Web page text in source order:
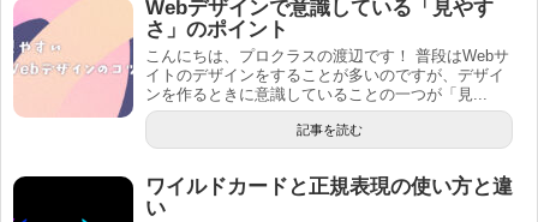
Webデザインで意識している「見やす
さ」のポイント
こんにちは、プロクラスの渡辺です！ 普段はWebサ
イトのデザインをすることが多いのですが、デザイ
ンを作るときに意識していることの一つが「見...
記事を読む
ワイルドカードと正規表現の使い方と違
い